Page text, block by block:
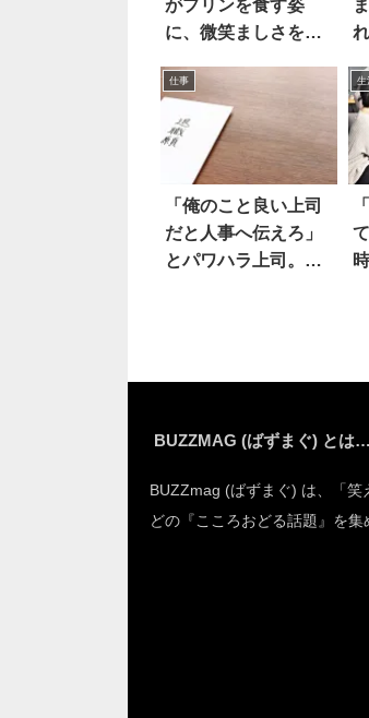
がプリンを食す姿
に、微笑ましさを抱
仕事
「俺のこと良い上司
だと人事へ伝えろ」
とパワハラ上司。そ
生
BUZZMAG (ばずまぐ) とは…
BUZZmag (ばずまぐ) は、「笑
どの『こころおどる話題』を集